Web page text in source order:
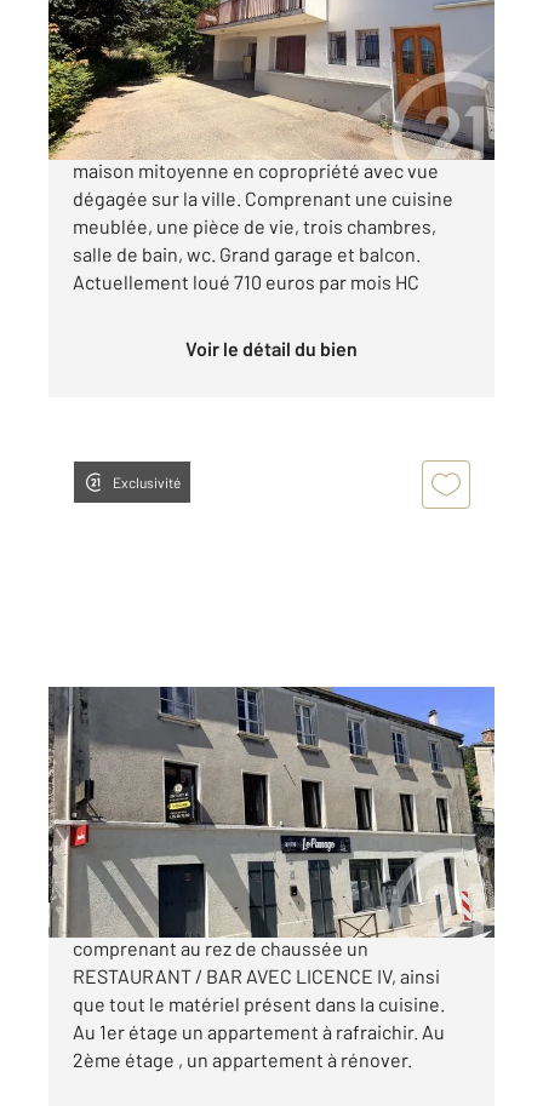
Maison à vendre
175 000 €
ANNONAY - Résidence "Les Cèdres" Une
maison mitoyenne en copropriété avec vue
dégagée sur la ville. Comprenant une cuisine
meublée, une pièce de vie, trois chambres,
salle de bain, wc. Grand garage et balcon.
Actuellement loué 710 euros par mois HC
Voir le détail du bien
Exclusivité
RIOTORD 43
266 m
, 13 pièces
Ref : 4755
Maison à vendre
67 000 €
Idéal investisseur - Riotord - Immeuble
comprenant au rez de chaussée un
RESTAURANT / BAR AVEC LICENCE IV, ainsi
que tout le matériel présent dans la cuisine.
Au 1er étage un appartement à rafraichir. Au
2ème étage , un appartement à rénover.